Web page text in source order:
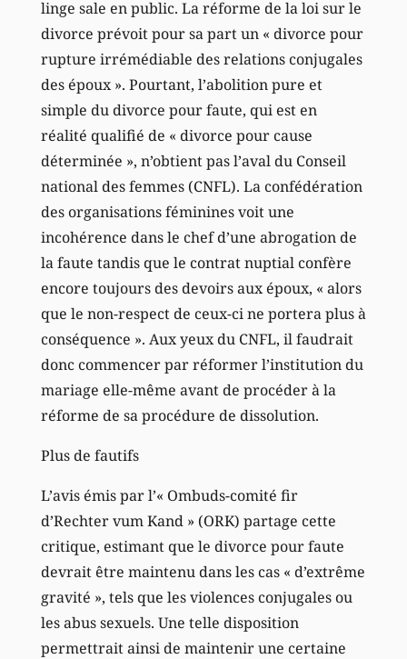
linge sale en public. La réforme de la loi sur le
divorce prévoit pour sa part un « divorce pour
rupture irrémédiable des relations conjugales
des époux ». Pourtant, l’abolition pure et
simple du divorce pour faute, qui est en
réalité qualifié de « divorce pour cause
déterminée », n’obtient pas l’aval du Conseil
national des femmes (CNFL). La confédération
des organisations féminines voit une
incohérence dans le chef d’une abrogation de
la faute tandis que le contrat nuptial confère
encore toujours des devoirs aux époux, « alors
que le non-respect de ceux-ci ne portera plus à
conséquence ». Aux yeux du CNFL, il faudrait
donc commencer par réformer l’institution du
mariage elle-même avant de procéder à la
réforme de sa procédure de dissolution.
Plus de fautifs
L’avis émis par l’« Ombuds-comité fir
d’Rechter vum Kand » (ORK) partage cette
critique, estimant que le divorce pour faute
devrait être maintenu dans les cas « d’extrême
gravité », tels que les violences conjugales ou
les abus sexuels. Une telle disposition
permettrait ainsi de maintenir une certaine